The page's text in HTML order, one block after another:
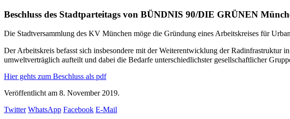
Beschluss des Stadtparteitags von BÜNDNIS 90/DIE GRÜNEN
Die Stadtversammlung des KV München möge die Gründung eines Arbeitskreises für
Der Arbeitskreis befasst sich insbesondere mit der Weiterentwicklung der
umweltverträglich aufteilt und dabei die Bedarfe unterschiedlichster gesellschaftlicher
Hier gehts zum Beschluss als pdf
Veröffentlicht am 8. November 2019.
Twitter WhatsApp Facebook E-Mail